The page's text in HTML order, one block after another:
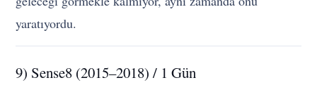
yaratıyordu.
9) Sense8 (2015–2018) / 1 Gün